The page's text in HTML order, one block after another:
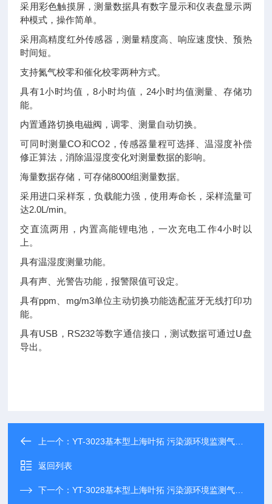
采用彩色触摸屏，测量数据具有数字显示和仪表盘显示两
种模式，操作简单。
采用高精度红外传感器，测量精度高、响应速度快、预热
时间短。
支持氮气校零和催化校零两种方式。
具有1小时均值，8小时均值，24小时均值测量、存储功
能。
内置通路切换电磁阀，调零、测量自动切换。
可同时测量CO和CO2，传感器量程可选择、温湿度补偿
修正算法，消除温湿度变化对测量数据的影响。
海量数据存储，可存储8000组测量数据。
采用进口采样泵，负载能力强，使用寿命长，采样流量可
达2.0L/min。
交直流两用，内置高能锂电池，一次充电工作4小时以
上。
具有温湿度测量功能。
具有声、光警告功能，报警限值可设定。
具有ppm、mg/m3单位主动切换功能选配蓝牙无线打印功
能。
具有USB，RS232等数字通信接口，测试数据可通过U盘
导出。
上一个：YT-3023基本型上海叶拓 污染源环境监测气体分析仪检测仪
返回列表
下一个：YT-3028基本型上海叶拓 污染源环境监测气体分析仪检测仪